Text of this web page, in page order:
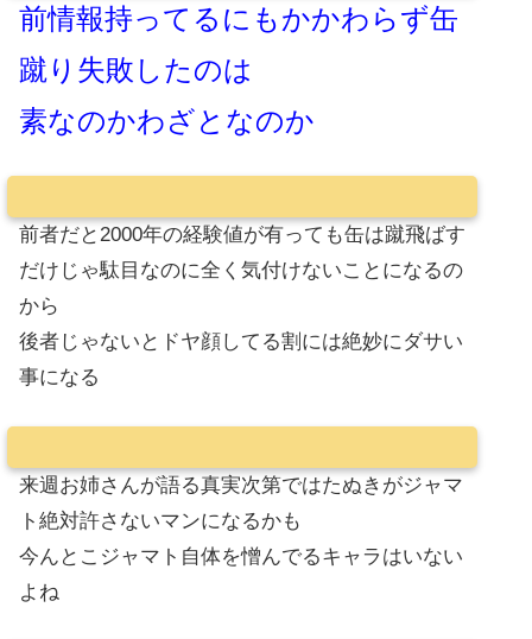
前情報持ってるにもかかわらず缶
蹴り失敗したのは
素なのかわざとなのか
前者だと2000年の経験値が有っても缶は蹴飛ばす
だけじゃ駄目なのに全く気付けないことになるの
から
後者じゃないとドヤ顔してる割には絶妙にダサい
事になる
来週お姉さんが語る真実次第ではたぬきがジャマ
ト絶対許さないマンになるかも
今んとこジャマト自体を憎んでるキャラはいない
よね